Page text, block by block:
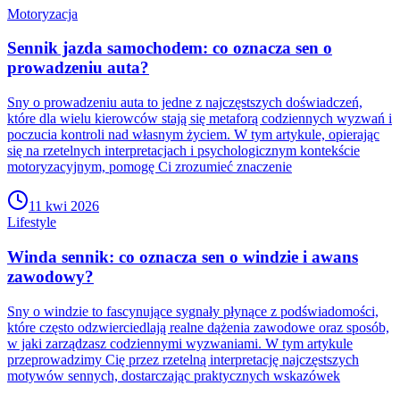
Motoryzacja
Sennik jazda samochodem: co oznacza sen o
prowadzeniu auta?
Sny o prowadzeniu auta to jedne z najczęstszych doświadczeń,
które dla wielu kierowców stają się metaforą codziennych wyzwań i
poczucia kontroli nad własnym życiem. W tym artykule, opierając
się na rzetelnych interpretacjach i psychologicznym kontekście
motoryzacyjnym, pomogę Ci zrozumieć znaczenie
11 kwi 2026
Lifestyle
Winda sennik: co oznacza sen o windzie i awans
zawodowy?
Sny o windzie to fascynujące sygnały płynące z podświadomości,
które często odzwierciedlają realne dążenia zawodowe oraz sposób,
w jaki zarządzasz codziennymi wyzwaniami. W tym artykule
przeprowadzimy Cię przez rzetelną interpretację najczęstszych
motywów sennych, dostarczając praktycznych wskazówek